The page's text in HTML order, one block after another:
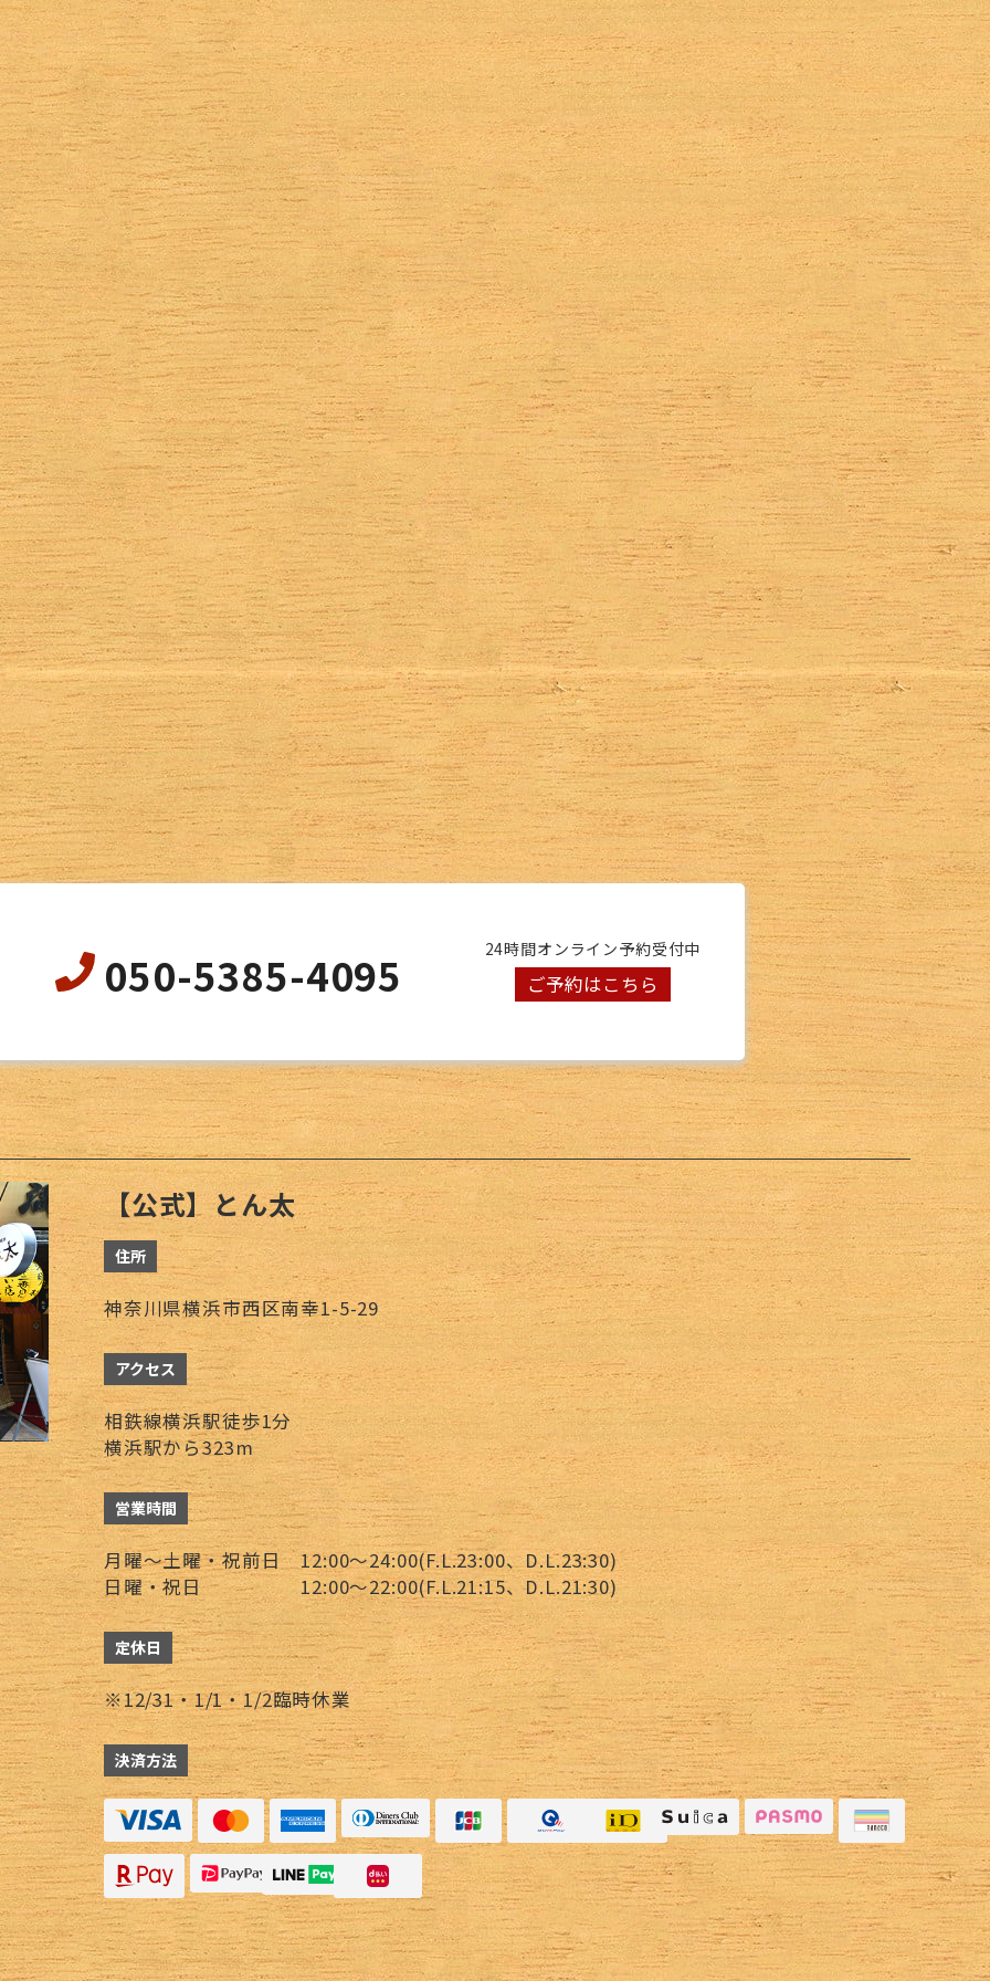
050-5385-4095 24時間オンライン予約受付中
ご予約はこちら
【公式】とん太
住所
神奈川県横浜市西区南幸1-5-29
アクセス
相鉄線横浜駅徒歩1分
横浜駅から323m
営業時間
月曜～土曜・祝前日 12:00～24:00(F.L.23:00、D.L.23:30)
日曜・祝日 12:00～22:00(F.L.21:15、D.L.21:30)
定休日
※12/31・1/1・1/2臨時休業
決済方法